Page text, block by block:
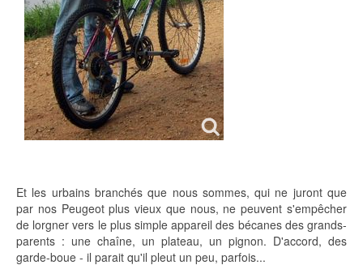
Et les urbains branchés que nous sommes, qui ne juront que
par nos Peugeot plus vieux que nous, ne peuvent s'empêcher
de lorgner vers le plus simple appareil des bécanes des grands-
parents : une chaîne, un plateau, un pignon. D'accord, des
garde-boue - il parait qu'il pleut un peu, parfois...